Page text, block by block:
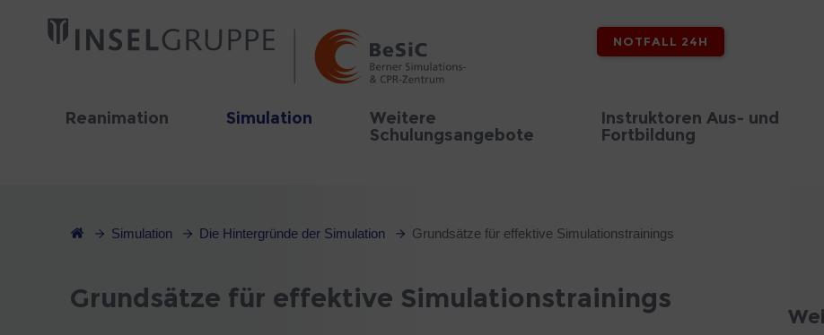
NOTFALL 24H
Reanimation Simulation
Weitere
Schulungsangebote
Instruktoren Aus- und
Fortbildung
Simulation Die Hintergründe der Simulation Grundsätze für effektive Simulationstrainings
Grundsätze für effektive Simulationstrainings